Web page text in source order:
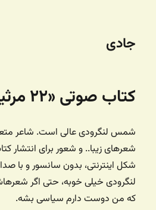
جادی
کتاب صوتی «۲۲ مرثیه در تیرماه»
شمس لنگرودی عالی است. شاعر
شکل اینترنتی، بدون سانسور و
لنگرودی خیلی خوبه، حتی اگر
که من دوست دارم سیاسی بشه.